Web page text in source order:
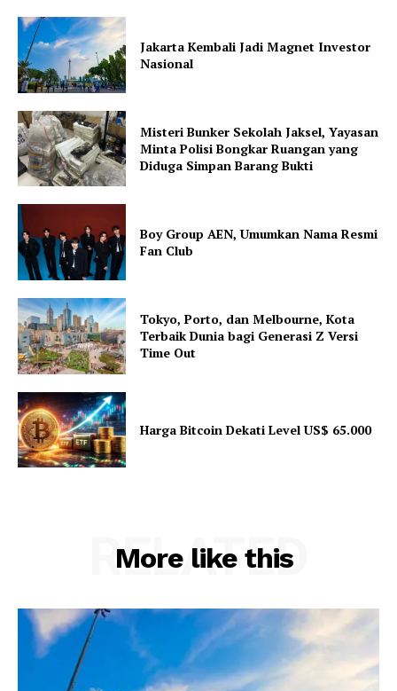
Jakarta Kembali Jadi Magnet Investor
Nasional
Misteri Bunker Sekolah Jaksel, Yayasan
Minta Polisi Bongkar Ruangan yang
Diduga Simpan Barang Bukti
Boy Group AEN, Umumkan Nama Resmi
Fan Club
Tokyo, Porto, dan Melbourne, Kota
Terbaik Dunia bagi Generasi Z Versi
Time Out
Harga Bitcoin Dekati Level US$ 65.000
More like this
RELATED